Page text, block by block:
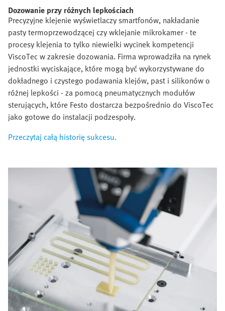
Dozowanie przy różnych lepkościach
Precyzyjne klejenie wyświetlaczy smartfonów, nakładanie
pasty termoprzewodzącej czy wklejanie mikrokamer - te
procesy klejenia to tylko niewielki wycinek kompetencji
ViscoTec w zakresie dozowania. Firma wprowadziła na rynek
jednostki wyciskające, które mogą być wykorzystywane do
dokładnego i czystego podawania klejów, past i silikonów o
różnej lepkości - za pomocą pneumatycznych modułów
sterujących, które Festo dostarcza bezpośrednio do ViscoTec
jako gotowe do instalacji podzespoły.
Przeczytaj całą historię sukcesu.